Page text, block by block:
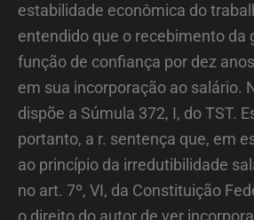
estabilidade econômica do
entendido que o recebimento da
função de confiança por dez
em sua incorporação ao salário.
dispõe a Súmula 372, I, do TST.
portanto, a r. sentença que, em
ao princípio da irredutibilidade
no art. 7º, VI, da Constituição
o direito do autor de ver